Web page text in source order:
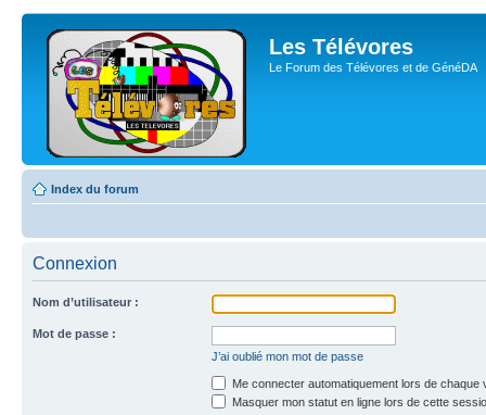
Les Télévores
Le Forum des Télévores et de GénéDA
Index du forum
Connexion
Nom d’utilisateur :
Mot de passe :
J’ai oublié mon mot de passe
Me connecter automatiquement lors de chaque
Masquer mon statut en ligne lors de cette